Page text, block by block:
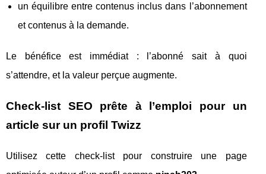
un équilibre entre contenus inclus dans l’abonnement
et contenus à la demande.
Le bénéfice est immédiat : l’abonné sait à quoi
s’attendre, et la valeur perçue augmente.
Check-list SEO prête à l’emploi pour un
article sur un profil Twizz
Utilisez cette check-list pour construire une page